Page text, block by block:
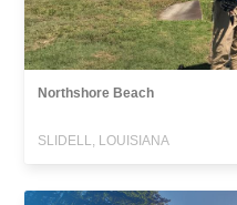
Northshore Beach
SLIDELL, LOUISIANA